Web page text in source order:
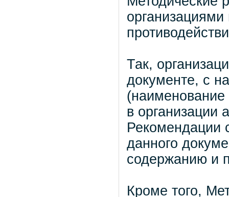
Так,
документе, с
(наименование
в организации
Рекомендации
данного
содержанию и
Кроме того,